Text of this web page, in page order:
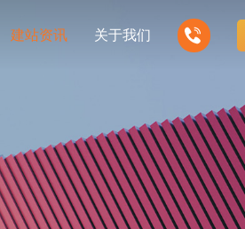
销型网站建设
转化获客网站
响应式
适应各个
业 事业单
政务部门
我们的产品
多样化产品总有一个满足你的
建站资讯 关于我们